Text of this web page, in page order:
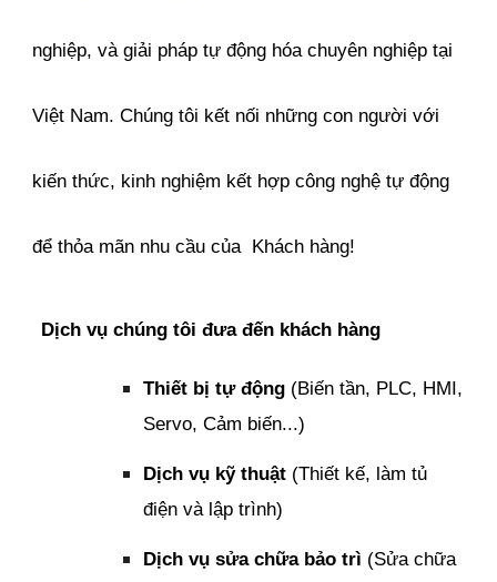
nghiệp, và giải pháp tự động hóa chuyên nghiệp tại
Việt Nam. Chúng tôi kết nối những con người với
kiến thức, kinh nghiệm kết hợp công nghệ tự động
để thỏa mãn nhu cầu của Khách hàng!
Dịch vụ chúng tôi đưa đến khách hàng
Thiết bị tự động (Biến tần, PLC, HMI,
Servo, Cảm biến...)
Dịch vụ kỹ thuật (Thiết kế, làm tủ
điện và lập trình)
Dịch vụ sửa chữa bảo trì (Sửa chữa